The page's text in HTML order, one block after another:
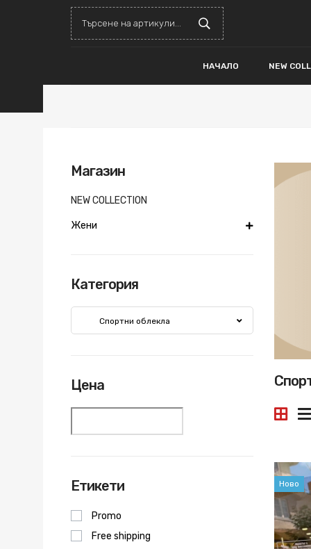
НАЧАЛО NEW
Ново
Магазин
NEW COLLECTION
Жени
Категория
Спортни облекла
Цена
Етикети
Promo
Free shipping